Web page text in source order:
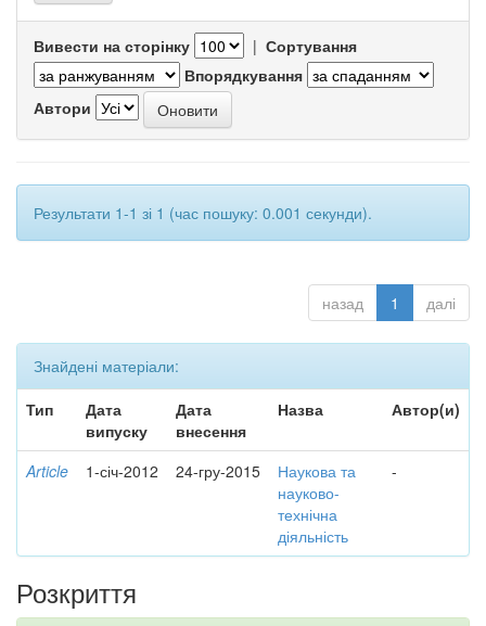
Вивести на сторінку | Сортування
Впорядкування
Автори
Результати 1-1 зі 1 (час пошуку: 0.001 секунди).
назад 1 далі
Знайдені матеріали:
Тип
Дата
випуску
Дата
внесення
Назва Автор(и)
Article 1-січ-2012 24-гру-2015
Наукова та
науково-
технічна
діяльність
-
Розкриття